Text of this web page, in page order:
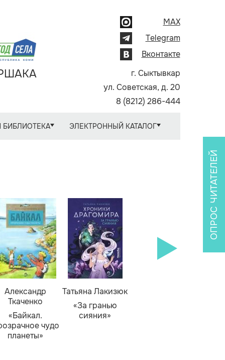
MAX
Telegram
Вконтакте
г. Сыктывкар
ул. Советская, д. 20
8 (8212) 286-444
БИБЛИОТЕКА ЭЛЕКТРОННЫЙ КАТАЛОГ
Александр
Ткаченко
«Байкал.
чудо
планеты»
Татьяна Лакизюк
«За гранью
сияния»
ОПРОС ЧИТАТЕЛЕЙ